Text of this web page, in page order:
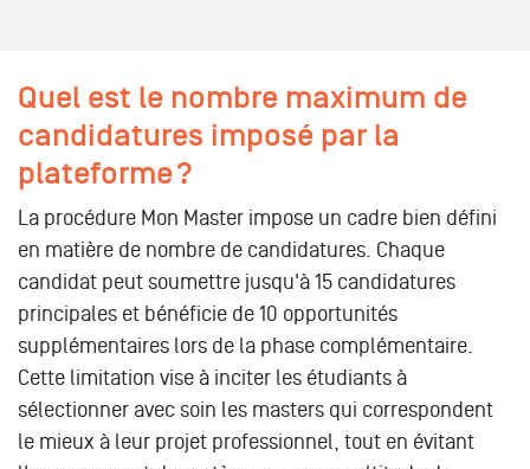
Quel est le nombre maximum de
candidatures imposé par la
plateforme ?
La procédure Mon Master impose un cadre bien défini
en matière de nombre de candidatures. Chaque
candidat peut soumettre jusqu'à 15 candidatures
principales et bénéficie de 10 opportunités
supplémentaires lors de la phase complémentaire.
Cette limitation vise à inciter les étudiants à
sélectionner avec soin les masters qui correspondent
le mieux à leur projet professionnel, tout en évitant